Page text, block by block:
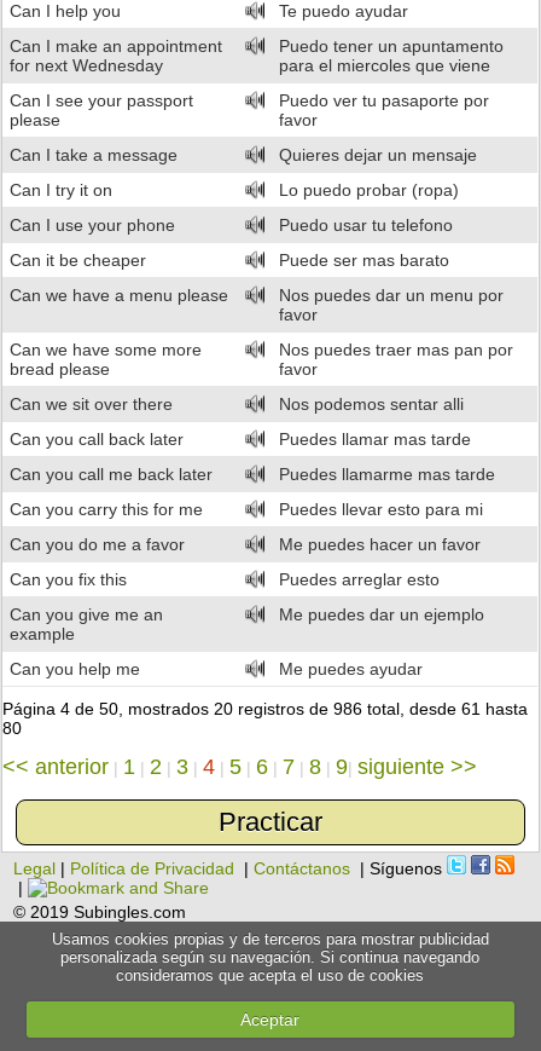
Can I help you
Te puedo ayudar
Can I make an appointment
for next Wednesday
Puedo tener un apuntamento
para el miercoles que viene
Can I see your passport
please
Puedo ver tu pasaporte por
favor
Can I take a message
Quieres dejar un mensaje
Can I try it on
Lo puedo probar (ropa)
Can I use your phone
Puedo usar tu telefono
Can it be cheaper
Puede ser mas barato
Can we have a menu please
Nos puedes dar un menu por
favor
Can we have some more
bread please
Nos puedes traer mas pan por
favor
Can we sit over there
Nos podemos sentar alli
Can you call back later
Puedes llamar mas tarde
Can you call me back later
Puedes llamarme mas tarde
Can you carry this for me
Puedes llevar esto para mi
Can you do me a favor
Me puedes hacer un favor
Can you fix this
Puedes arreglar esto
Can you give me an
example
Me puedes dar un ejemplo
Can you help me Me puedes ayudar
Página 4 de 50, mostrados 20 registros de 986 total, desde 61 hasta
80
<< anterior | 1 | 2 |3 |4 |5 | 6 | 7 |8 |9|siguiente >>
Practicar
Legal | Política de Privacidad |Contáctanos | Síguenos
|
© 2019 Subingles.com
Usamos cookies propias y de terceros para mostrar publicidad
personalizada según su navegación. Si continua navegando
consideramos que acepta el uso de cookies
Aceptar